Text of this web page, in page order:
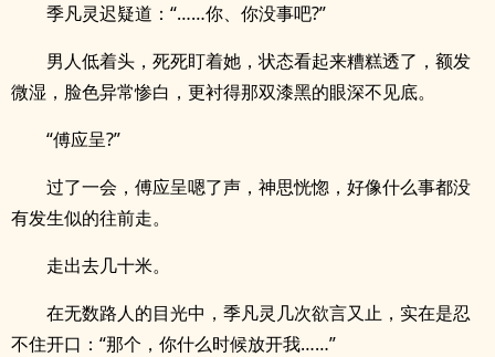
季凡灵迟疑道：“……你、你没事吧?”
男人低着头，死死盯着她，状态看起来糟糕透了，额发
微湿，脸色异常惨白，更衬得那双漆黑的眼深不见底。
“傅应呈?”
过了一会，傅应呈嗯了声，神思恍惚，好像什么事都没
有发生似的往前走。
走出去几十米。
在无数路人的目光中，季凡灵几次欲言又止，实在是忍
不住开口：“那个，你什么时候放开我……”